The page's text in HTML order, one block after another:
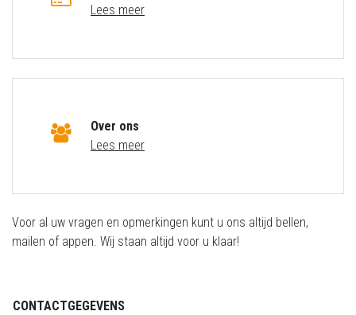
Lees meer
Over ons
Lees meer
Voor al uw vragen en opmerkingen kunt u ons altijd bellen,
mailen of appen. Wij staan altijd voor u klaar!
CONTACTGEGEVENS